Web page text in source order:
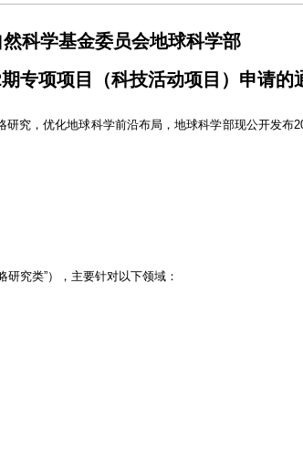
然科学基金委员会地球科学部
专项项目（科技活动项目）申请的
，优化地球科学前沿布局，地球科学部现公开发布
究类”），主要针对以下领域：